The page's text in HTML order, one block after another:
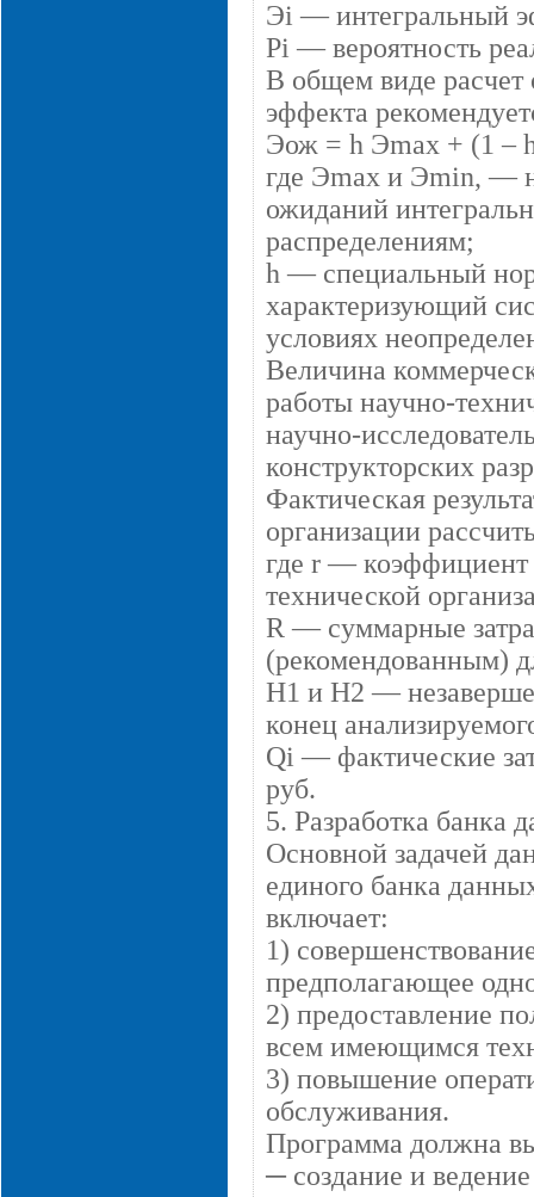
Эi — интегральный
Рi — вероятность
В общем виде расчет
эффекта
Эож = h Эmax + (1 –
где Эmax и Эmin, —
ожиданий
распределениям;
h — специальный
характеризующий
условиях
Величина
работы научно-
научно-
конструкторских
Фактическая
организации
где r — коэффициент
технической
R — суммарные
(рекомендованным)
Н1 и Н2 —
конец
Qi — фактические
руб.
5. Разработка банка
Основной задачей
единого банка
включает:
1)
предполагающее
2) предоставление
всем имеющимся
3) повышение
обслуживания.
Программа должна
─ создание и